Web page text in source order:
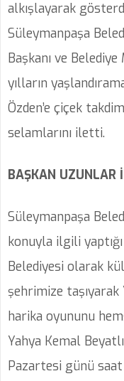
alkışlayarak
Süleymanpaşa
Başkanı ve
yılların
Özden’e çiçek
selamlarını iletti.
BAŞKAN UZUNLAR
Süleymanpaşa
konuyla ilgili
Belediyesi olarak
şehrimize taşıyarak
harika oyununu
Yahya Kemal
Pazartesi günü saat